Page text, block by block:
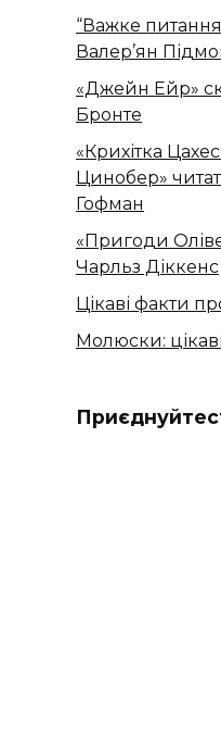
“Важке
Валер’ян
«Джейн Ейр»
Бронте
«Крихітка
Цинобер»
Гофман
«Пригоди
Чарльз Діккенс
Цікаві факти
Молюски: